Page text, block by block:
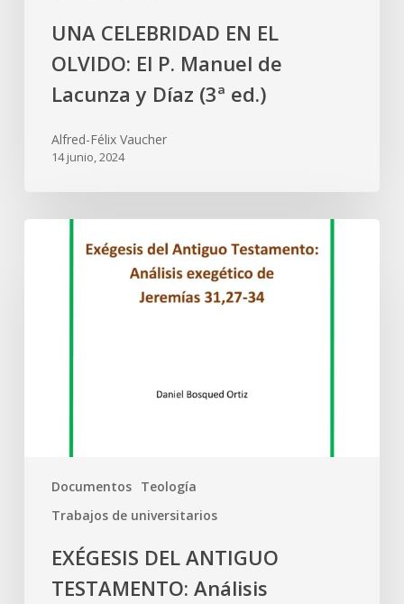
UNA CELEBRIDAD EN EL
OLVIDO: El P. Manuel de
Lacunza y Díaz (3ª ed.)
Alfred-Félix Vaucher
14 junio, 2024
Documentos Teología
Trabajos de universitarios
EXÉGESIS DEL ANTIGUO
TESTAMENTO: Análisis